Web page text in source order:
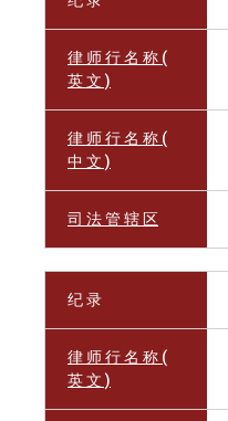
律 师 行 名 称 (
英 文 )
律 师 行 名 称 (
中 文 )
司 法 管 辖 区
纪 录
律 师 行 名 称 (
英 文 )